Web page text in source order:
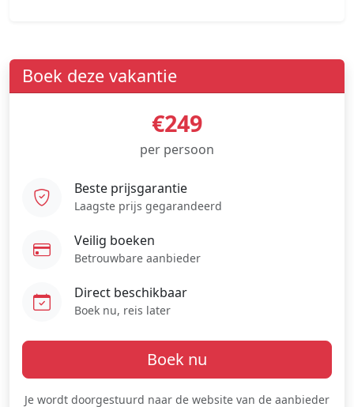
Boek deze vakantie
€249
per persoon
Beste prijsgarantie
Laagste prijs gegarandeerd
Veilig boeken
Betrouwbare aanbieder
Direct beschikbaar
Boek nu, reis later
Boek nu
Je wordt doorgestuurd naar de website van de aanbieder